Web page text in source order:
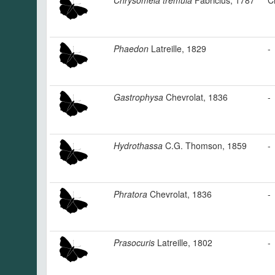
Phaedon Latreille, 1829 -
Gastrophysa Chevrolat, 1836 -
Hydrothassa C.G. Thomson, 1859 -
Phratora Chevrolat, 1836 -
Prasocuris Latreille, 1802 -